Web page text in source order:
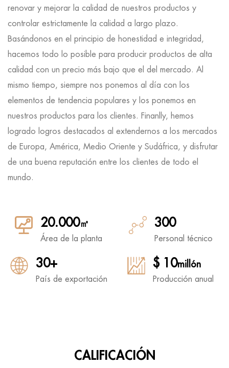
renovar y mejorar la calidad de nuestros productos y
controlar estrictamente la calidad a largo plazo.
Basándonos en el principio de honestidad e integridad,
hacemos todo lo posible para producir productos de alta
calidad con un precio más bajo que el del mercado. Al
mismo tiempo, siempre nos ponemos al día con los
elementos de tendencia populares y los ponemos en
nuestros productos para los clientes. Finanlly, hemos
logrado logros destacados al extendernos a los mercados
de Europa, América, Medio Oriente y Sudáfrica, y disfrutar
de una buena reputación entre los clientes de todo el
mundo.
20.000㎡
Área de la planta
300
Personal técnico
30+
País de exportación
$ 10millón
Producción anual
CALIFICACIÓN